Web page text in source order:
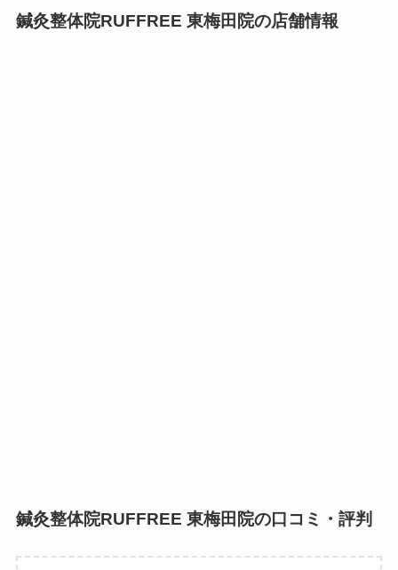
鍼灸整体院RUFFREE 東梅田院の店舗情報
鍼灸整体院RUFFREE 東梅田院の口コミ・評判